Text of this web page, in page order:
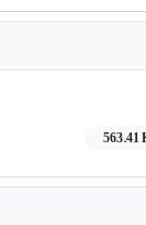
563.41